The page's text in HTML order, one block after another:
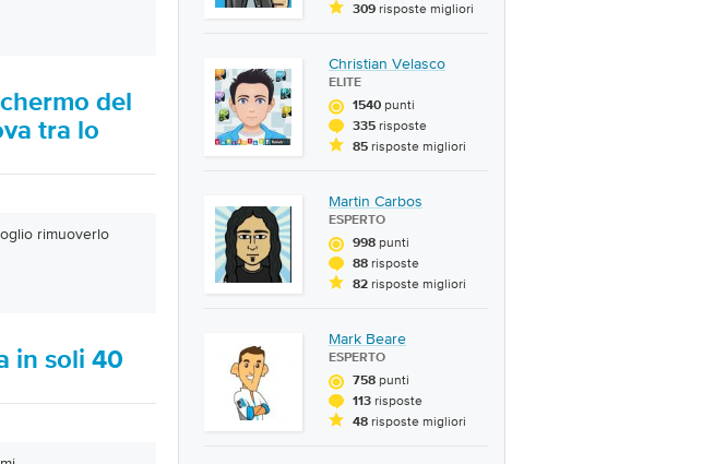
del
tra lo
rimuoverlo
in soli 40
309 risposte migliori
Christian Velasco
ELITE
1540 punti
335 risposte
85 risposte migliori
Martin Carbos
ESPERTO
998 punti
88 risposte
82 risposte migliori
Mark Beare
ESPERTO
758 punti
113 risposte
48 risposte migliori